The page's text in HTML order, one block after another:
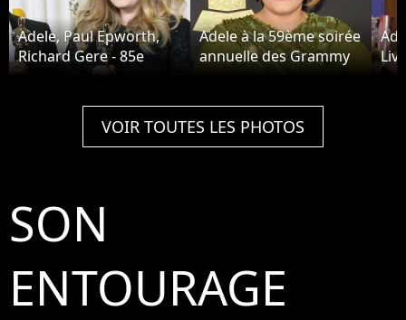
Adele, Paul Epworth,
Richard Gere - 85e
ceremonie des Oscars
Adele à la 59ème soirée
annuelle des Grammy
Awards au théâtre
2017
VOIR TOUTES LES PHOTOS
SON
ENTOURAGE